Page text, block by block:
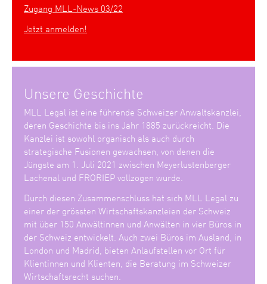
Zugang MLL-News 03/22
Jetzt anmelden!
Unsere Geschichte
MLL Legal ist eine führende Schweizer Anwaltskanzlei,
deren Geschichte bis ins Jahr 1885 zurückreicht. Die
Kanzlei ist sowohl organisch als auch durch
strategische Fusionen gewachsen, von denen die
Jüngste am 1. Juli 2021 zwischen Meyerlustenberger
Lachenal und FRORIEP vollzogen wurde.
Durch diesen Zusammenschluss hat sich MLL Legal zu
einer der grössten Wirtschaftskanzleien der Schweiz
mit über 150 Anwältinnen und Anwälten in vier Büros in
der Schweiz entwickelt. Auch zwei Büros im Ausland, in
London und Madrid, bieten Anlaufstellen vor Ort für
Klientinnen und Klienten, die Beratung im Schweizer
Wirtschaftsrecht suchen.